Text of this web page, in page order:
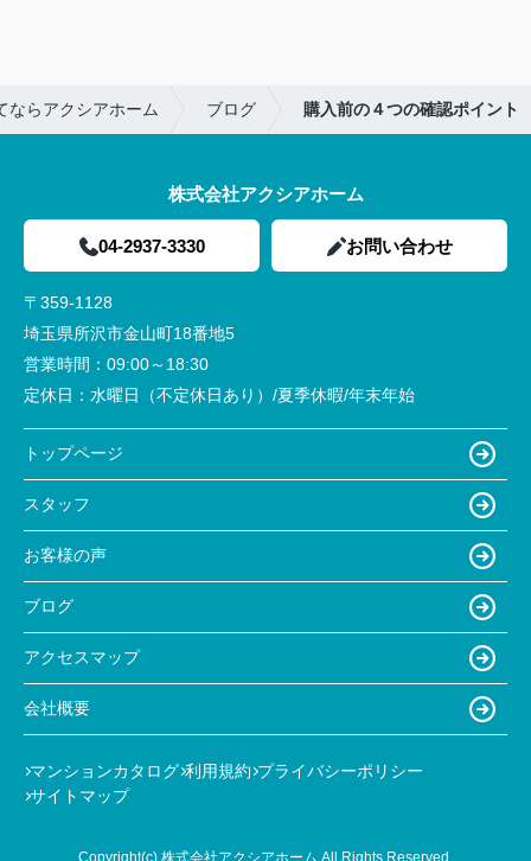
ならアクシアホーム ブログ 購入前の４つの確認ポイント
株式会社アクシアホーム
04-2937-3330 お問い合わせ
〒359-1128
埼玉県所沢市金山町18番地5
営業時間： 09:00～18:30
定休日： 水曜日（不定休日あり）/夏季休暇/年末年始
トップページ
スタッフ
お客様の声
ブログ
アクセスマップ
会社概要
マンションカタログ 利用規約 プライバシーポリシー
サイトマップ
Copyright(c) 株式会社アクシアホーム All Rights Reserved.